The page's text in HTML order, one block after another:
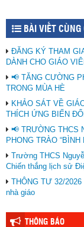
BÀI VIẾT
ĐĂNG KÝ THAM
DÀNH CHO GIÁO
📢 TĂNG CƯỜNG
TRONG MÙA HÈ
KHẢO SÁT VỀ
THÍCH ỨNG BIẾN
📢 TRƯỜNG THCS
PHONG TRÀO “BÌNH
Trường THCS
Chiến thắng lịch sử
THÔNG TƯ 32/
nhà giáo
THÔNG BÁO